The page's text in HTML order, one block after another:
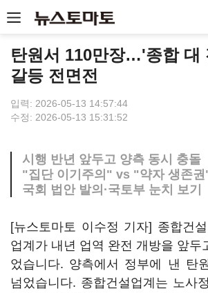
탄원서 110만장…'종합 대
갈등 전면전
입력: 2026-05-13 14:57:44
수정: 2026-05-13 15:31:52
시행 반년 앞두고 양측 동시 충돌
"집단 이기주의" vs "약자 생존
국회 법안 발의·국토부 눈치 보기
[뉴스토마토 이수정 기자] 종합건
업계가 내년 업역 완전 개방을 앞두
었습니다. 양측에서 정부에 낸 탄
넘었습니다. 종합건설업계는 노사